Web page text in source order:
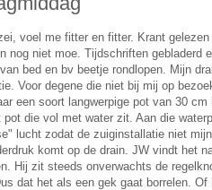
voel me fitter en fitter. Krant
nog niet moe. Tijdschriften gebladerd
bed en bv beetje rondlopen. Mijn
Voor degene die niet bij mij op
een soort langwerpige pot van 30
pot die vol met water zit. Aan die
lucht zodat de zuiginstallatie niet
komt op de drain. JW vindt het
Hij zit steeds onverwachts de
dat het als een gek gaat borrelen.